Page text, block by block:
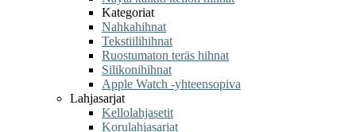
Kategoriat
Nahkahihnat
Tekstiilihihnat
Ruostumaton teräs hihnat
Silikonihihnat
Apple Watch -yhteensopiva
Lahjasarjat
Kellolahjasetit
Korulahjasarjat